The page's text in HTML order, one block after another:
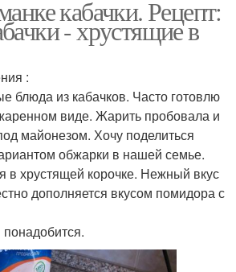
кабачки. Рецепт:
- хрустящие в
:
блюда из кабачков. Часто готовлю
виде. Жарить пробовала и
майонезом. Хочу поделиться
обжарки в нашей семье.
в хрустящей корочке. Нежный вкус
дополняется вкусом помидора с